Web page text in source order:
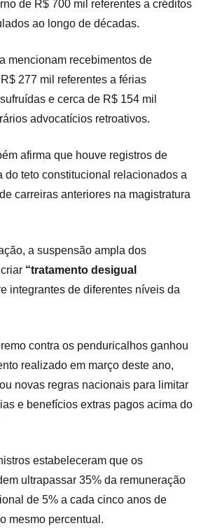
de R$ 700 mil referentes a créditos
ao longo de décadas.
mencionam recebimentos de
277 mil referentes a férias
e cerca de R$ 154 mil
advocatícios retroativos.
afirma que houve registros de
do teto constitucional relacionados a
carreiras anteriores na magistratura
a suspensão ampla dos
“tratamento desigual
integrantes de diferentes níveis da
contra os penduricalhos ganhou
realizado em março deste ano,
novas regras nacionais para limitar
e benefícios extras pagos acima do
estabeleceram que os
ultrapassar 35% da remuneração
de 5% a cada cinco anos de
mesmo percentual.